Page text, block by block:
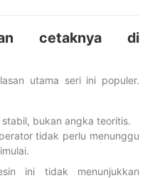
cetaknya di
utama seri ini populer.
bukan angka teoritis.
tidak perlu menunggu
ini tidak menunjukkan